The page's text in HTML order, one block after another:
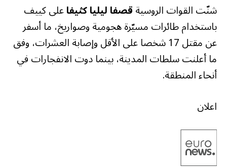
شنّت القوات الروسيةقصفا ليليا كثيفاعلى كييف
باستخدام طائرات مسيّرة هجومية وصواريخ، ما أسفر
عن مقتل 17 شخصا على الأقل وإصابة العشرات، وفق
ما أعلنت سلطات المدينة، بينما دوت الانفجارات في
أنحاء المنطقة.
اعلان